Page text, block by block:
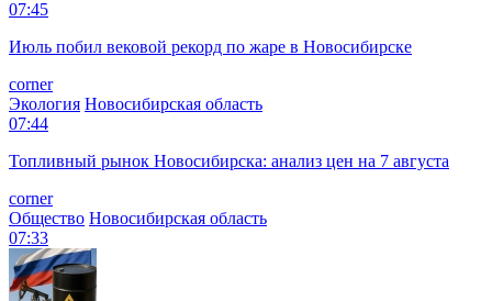
07:45
Июль побил вековой рекорд по жаре в Новосибирске
corner
Экология Новосибирская область
07:44
Топливный рынок Новосибирска: анализ цен на 7 августа
corner
Общество Новосибирская область
07:33